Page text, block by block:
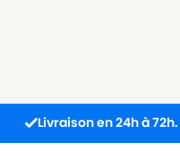
en 24h à 72h.